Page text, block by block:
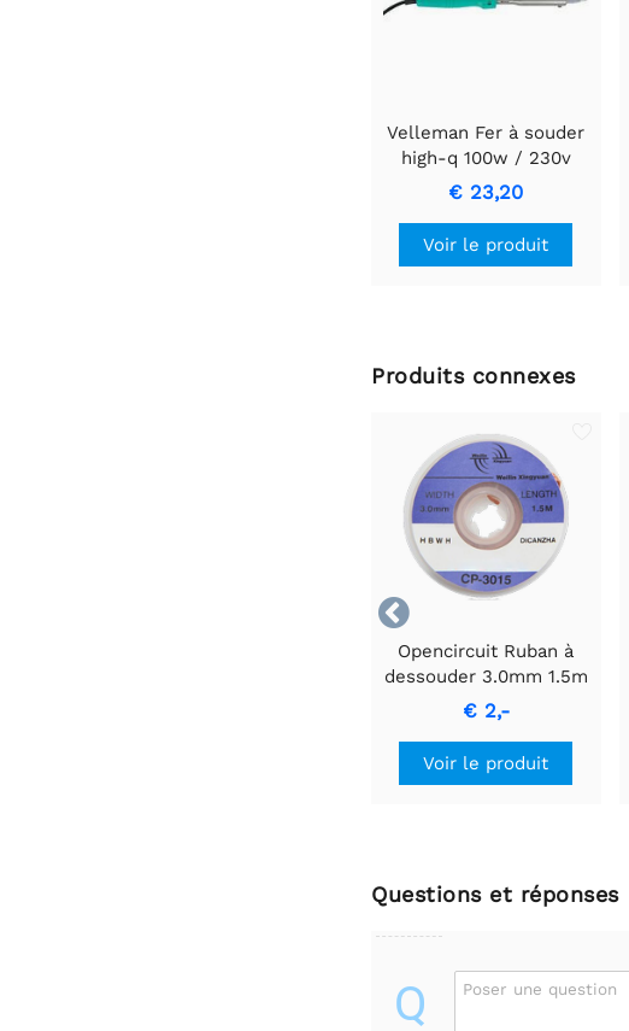
Velleman Fer à souder
high-q 100w / 230v
€ 23,20
Voir le produit
Produits connexes

Opencircuit Ruban à
dessouder 3.0mm 1.5m
€ 2,-
Voir le produit
Questions et réponses
Q Poser une question